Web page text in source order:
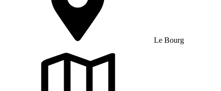
Le Bourg